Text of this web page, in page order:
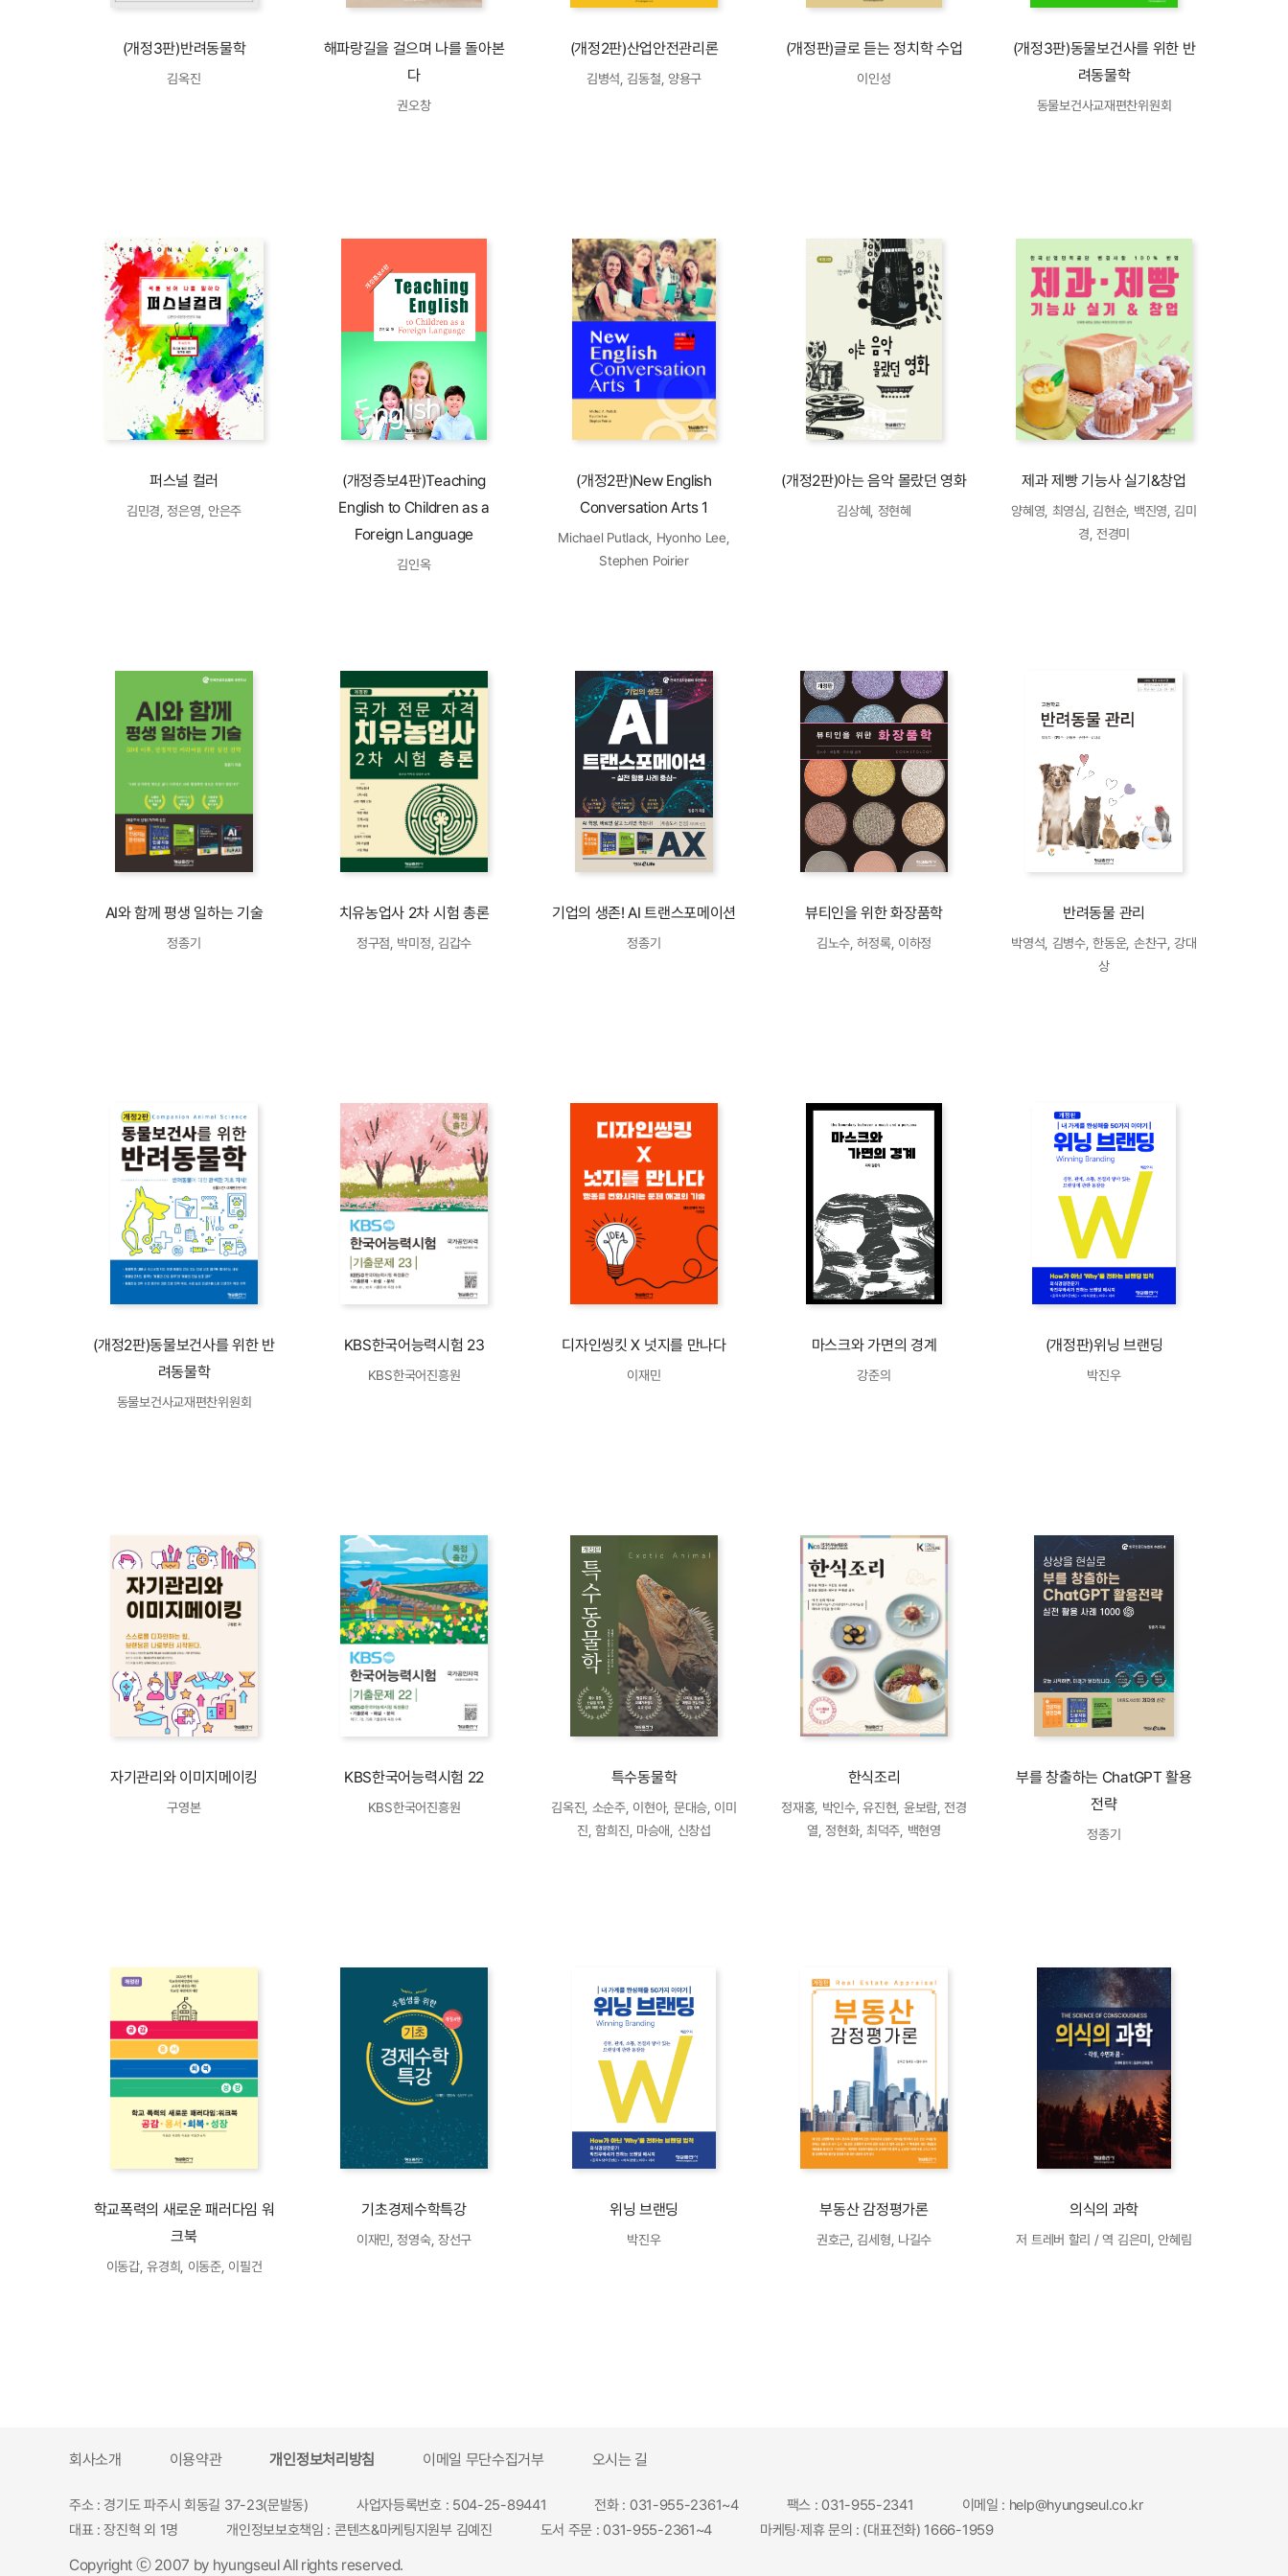
(개정3판)반려동물학
김옥진
해파랑길을 걸으며 나를 돌아본
다
권오창
(개정2판)산업안전관리론
김병석, 김동철, 양용구
(개정판)글로 듣는 정치학 수업
이인성
(개정3판)동물보건사를 위한 반
려동물학
동물보건사교재편찬위원회
퍼스널 컬러
김민경, 정은영, 안은주
(개정증보4판)Teaching
English to Children as a
Foreign Language
김인옥
(개정2판)New English
Conversation Arts 1
Michael Putlack, Hyonho Lee,
Stephen Poirier
(개정2판)아는 음악 몰랐던 영화
김상혜, 정현혜
제과 제빵 기능사 실기&창업
양혜영, 최영심, 김현순, 백진영, 김미
경, 전경미
AI와 함께 평생 일하는 기술
정종기
치유농업사 2차 시험 총론
정구점, 박미정, 김갑수
기업의 생존! AI 트랜스포메이션
정종기
뷰티인을 위한 화장품학
김노수, 허정록, 이하정
반려동물 관리
박영석, 김병수, 한동운, 손찬구, 강대
상
(개정2판)동물보건사를 위한 반
려동물학
동물보건사교재편찬위원회
KBS한국어능력시험 23
KBS한국어진흥원
디자인씽킷 X 넛지를 만나다
이재민
마스크와 가면의 경계
강준의
(개정판)위닝 브랜딩
박진우
자기관리와 이미지메이킹
구영본
KBS한국어능력시험 22
KBS한국어진흥원
특수동물학
김옥진, 소순주, 이현아, 문대승, 이미
진, 함희진, 마승애, 신창섭
한식조리
정재홍, 박인수, 유진현, 윤보람, 전경
열, 정현화, 최덕주, 백현영
부를 창출하는 ChatGPT 활용
전략
정종기
학교폭력의 새로운 패러다임 워
크북
이동갑, 유경희, 이동준, 이필건
기초경제수학특강
이재민, 정영숙, 장선구
위닝 브랜딩
박진우
부동산 감정평가론
권호근, 김세형, 나길수
의식의 과학
저 트레버 할리 / 역 김은미, 안혜림
회사소개 이용약관 개인정보처리방침 이메일 무단수집거부 오시는 길
주소 : 경기도 파주시 회동길 37-23(문발동) 사업자등록번호 : 504-25-89441 전화 : 031-955-2361~4 팩스 : 031-955-2341
이메일 : help@hyungseul.co.kr
대표 : 장진혁 외 1명
개인정보보호책임 : 콘텐츠&마케팅지원부 김예진 도서 주문 : 031-955-2361~4 마케팅·제휴 문의 : (대표전화) 1666-1959
Copyright ⓒ 2007 by hyungseul All rights reserved.